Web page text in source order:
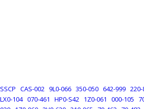
SSCP CAS-002 9L0-066 350-050 642-999 220-
LX0-104 070-461 HP0-S42 1Z0-061 000-105